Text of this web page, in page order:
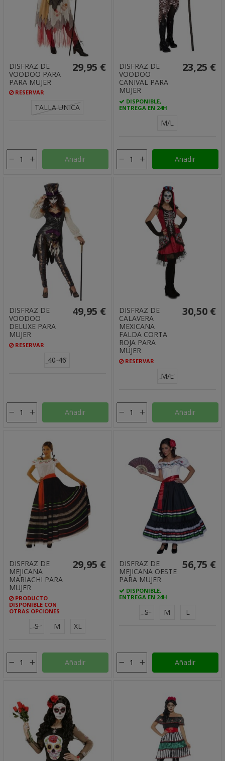
DISFRAZ DE
VOODOO PARA
PARA MUJER
RESERVAR
29,95 €
TALLA UNICA
Añadir
DISFRAZ DE
VOODOO
CANIVAL PARA
MUJER
DISPONIBLE,
ENTREGA EN 24H
23,25 €
M/L
Añadir
DISFRAZ DE
VOODOO
DELUXE PARA
MUJER
RESERVAR
49,95 €
40-46
Añadir
DISFRAZ DE
CALAVERA
MEXICANA
FALDA CORTA
ROJA PARA
MUJER
RESERVAR
30,50 €
M/L
Añadir
DISFRAZ DE
MEJICANA
MARIACHI PARA
MUJER
PRODUCTO
DISPONIBLE CON
OTRAS OPCIONES
29,95 €
S M XL
Añadir
DISFRAZ DE
MEJICANA OESTE
PARA MUJER
DISPONIBLE,
ENTREGA EN 24H
56,75 €
S M L
Añadir